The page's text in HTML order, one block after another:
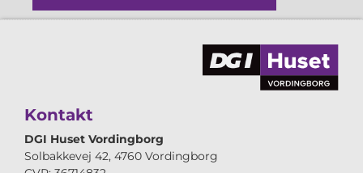
Kontakt
DGI Huset Vordingborg
Solbakkevej 42, 4760 Vordingborg